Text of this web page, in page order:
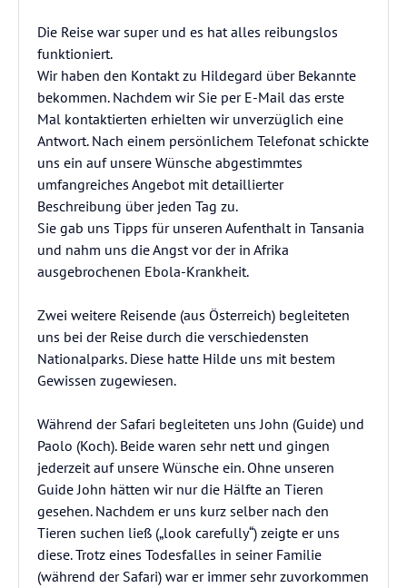
Die Reise war super und es hat alles reibungslos
funktioniert.
Wir haben den Kontakt zu Hildegard über Bekannte
bekommen. Nachdem wir Sie per E-Mail das erste
Mal kontaktierten erhielten wir unverzüglich eine
Antwort. Nach einem persönlichem Telefonat schickte
uns ein auf unsere Wünsche abgestimmtes
umfangreiches Angebot mit detaillierter
Beschreibung über jeden Tag zu.
Sie gab uns Tipps für unseren Aufenthalt in Tansania
und nahm uns die Angst vor der in Afrika
ausgebrochenen Ebola-Krankheit.
Zwei weitere Reisende (aus Österreich) begleiteten
uns bei der Reise durch die verschiedensten
Nationalparks. Diese hatte Hilde uns mit bestem
Gewissen zugewiesen.
Während der Safari begleiteten uns John (Guide) und
Paolo (Koch). Beide waren sehr nett und gingen
jederzeit auf unsere Wünsche ein. Ohne unseren
Guide John hätten wir nur die Hälfte an Tieren
gesehen. Nachdem er uns kurz selber nach den
Tieren suchen ließ („look carefully“) zeigte er uns
diese. Trotz eines Todesfalles in seiner Familie
(während der Safari) war er immer sehr zuvorkommen